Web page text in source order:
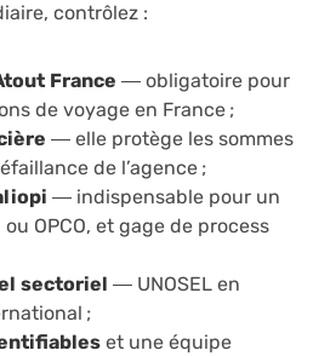
contrôlez :
France — obligatoire pour
de voyage en France ;
— elle protège les sommes
de l’agence ;
— indispensable pour un
ou OPCO, et gage de process
sectoriel — UNOSEL en
;
et une équipe